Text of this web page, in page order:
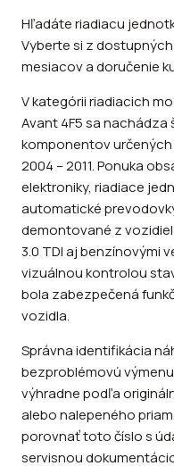
Hľadáte riadiacu
Vyberte si z
mesiacov a doručenie
V kategórii riadiacich
Avant 4F5 sa
komponentov
2004 – 2011. Ponuka
elektroniky, riadiace
automatické
demontované z vozidiel
3.0 TDI aj benzínovými
vizuálnou kontrolou
bola zabezpečená
vozidla.
Správna identifikácia
bezproblémovú
výhradne podľa
alebo nalepeného
porovnať toto číslo s
servisnou